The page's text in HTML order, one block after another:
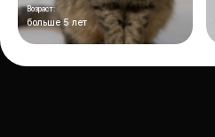
Возраст:
больше 5 лет